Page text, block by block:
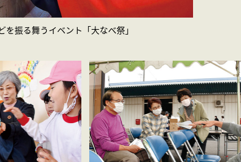
振る舞うイベント「大なべ祭」